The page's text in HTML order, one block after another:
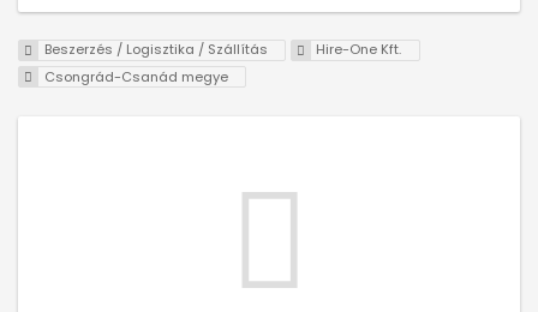
Beszerzés / Logisztika / Szállítás
Hire-One Kft.
Csongrád-Csanád megye